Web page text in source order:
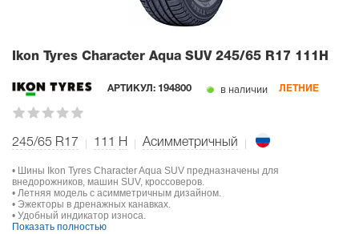
Ikon Tyres Character Aqua SUV 245/65 R17 111H
АРТИКУЛ: 194800 в наличии ЛЕТНИЕ
245/65 R17 111 H Асимметричный
• Шины Ikon Tyres Character Aqua SUV предназначены для
внедорожников, машин SUV, кроссоверов.
• Летняя модель с асимметричным дизайном.
• Эжекторы в дренажных канавках.
• Удобный индикатор износа.
Показать полностью